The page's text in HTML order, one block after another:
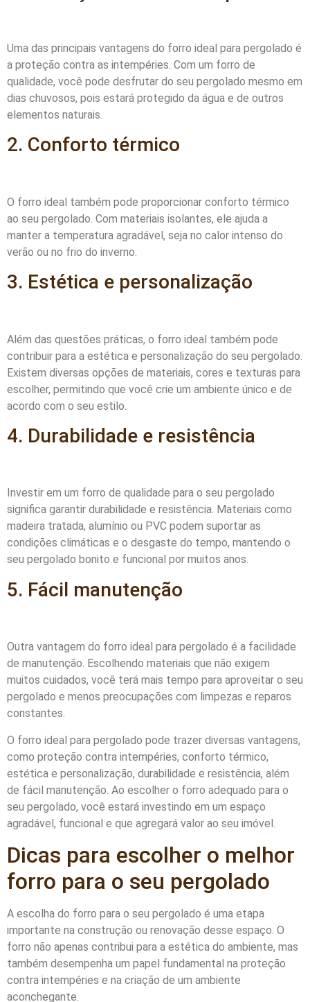
Uma das principais vantagens do forro ideal para pergolado é
a proteção contra as intempéries. Com um forro de
qualidade, você pode desfrutar do seu pergolado mesmo em
dias chuvosos, pois estará protegido da água e de outros
elementos naturais.
2. Conforto térmico
O forro ideal também pode proporcionar conforto térmico
ao seu pergolado. Com materiais isolantes, ele ajuda a
manter a temperatura agradável, seja no calor intenso do
verão ou no frio do inverno.
3. Estética e personalização
Além das questões práticas, o forro ideal também pode
contribuir para a estética e personalização do seu pergolado.
Existem diversas opções de materiais, cores e texturas para
escolher, permitindo que você crie um ambiente único e de
acordo com o seu estilo.
4. Durabilidade e resistência
Investir em um forro de qualidade para o seu pergolado
significa garantir durabilidade e resistência. Materiais como
madeira tratada, alumínio ou PVC podem suportar as
condições climáticas e o desgaste do tempo, mantendo o
seu pergolado bonito e funcional por muitos anos.
5. Fácil manutenção
Outra vantagem do forro ideal para pergolado é a facilidade
de manutenção. Escolhendo materiais que não exigem
muitos cuidados, você terá mais tempo para aproveitar o seu
pergolado e menos preocupações com limpezas e reparos
constantes.
O forro ideal para pergolado pode trazer diversas vantagens,
como proteção contra intempéries, conforto térmico,
estética e personalização, durabilidade e resistência, além
de fácil manutenção. Ao escolher o forro adequado para o
seu pergolado, você estará investindo em um espaço
agradável, funcional e que agregará valor ao seu imóvel.
Dicas para escolher o melhor
forro para o seu pergolado
A escolha do forro para o seu pergolado é uma etapa
importante na construção ou renovação desse espaço. O
forro não apenas contribui para a estética do ambiente, mas
também desempenha um papel fundamental na proteção
contra intempéries e na criação de um ambiente
aconchegante.